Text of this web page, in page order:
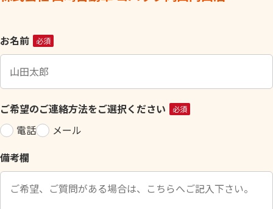
こ
の
ィ
ー
ル
ド
空
の
お名前 必須
ご希望のご連絡方法をご選択ください 必須
電話
メール
備考欄